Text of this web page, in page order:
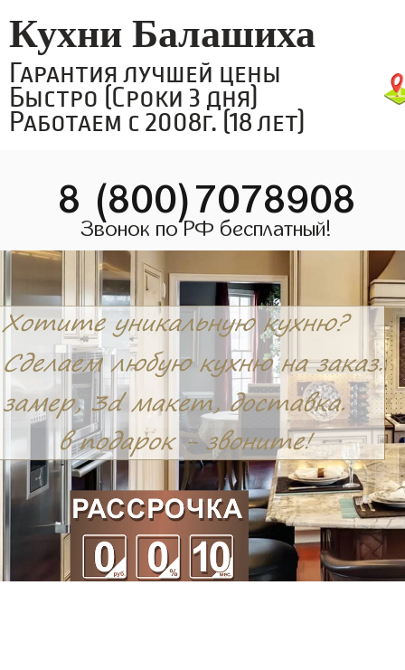
Кухни Балашиха
Гарантия лучшей цены
Быстро (Сроки 3 дня)
Работаем с 2008г. (18 лет)
8 (800)7078908
Звонок по РФ бесплатный!